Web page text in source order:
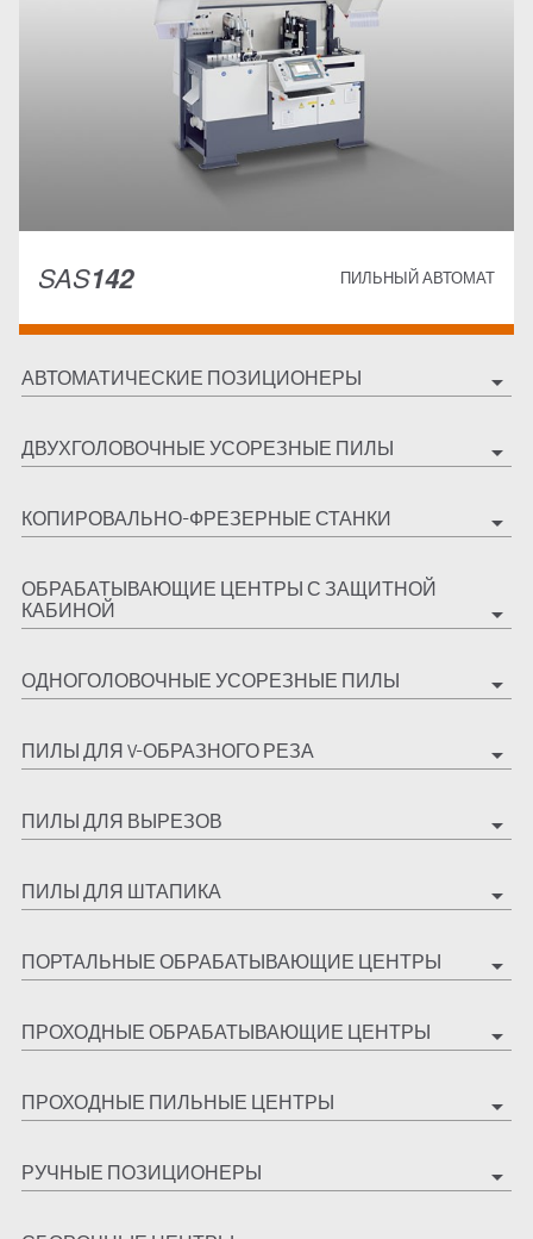
SAS142 ПИЛЬНЫЙ АВТОМАТ
АВТОМАТИЧЕСКИЕ ПОЗИЦИОНЕРЫ arrow_drop_down
ДВУХГОЛОВОЧНЫЕ УСОРЕЗНЫЕ ПИЛЫ arrow_drop_down
КОПИРОВАЛЬНО-ФРЕЗЕРНЫЕ СТАНКИ arrow_drop_down
ОБРАБАТЫВАЮЩИЕ ЦЕНТРЫ С ЗАЩИТНОЙ
КАБИНОЙ
arrow_drop_down
ОДНОГОЛОВОЧНЫЕ УСОРЕЗНЫЕ ПИЛЫ arrow_drop_down
ПИЛЫ ДЛЯ V-ОБРАЗНОГО РЕЗА arrow_drop_down
ПИЛЫ ДЛЯ ВЫРЕЗОВ arrow_drop_down
ПИЛЫ ДЛЯ ШТАПИКА arrow_drop_down
ПОРТАЛЬНЫЕ ОБРАБАТЫВАЮЩИЕ ЦЕНТРЫ arrow_drop_down
ПРОХОДНЫЕ ОБРАБАТЫВАЮЩИЕ ЦЕНТРЫ arrow_drop_down
ПРОХОДНЫЕ ПИЛЬНЫЕ ЦЕНТРЫ arrow_drop_down
РУЧНЫЕ ПОЗИЦИОНЕРЫ arrow_drop_down